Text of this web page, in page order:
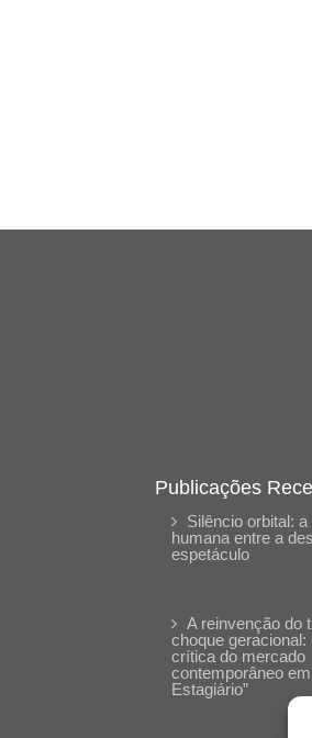
Publicações
Silêncio orbital:
humana entre a
espetáculo
A reinvenção do
choque geracional:
crítica do mercado
contemporâneo
Estagiário”